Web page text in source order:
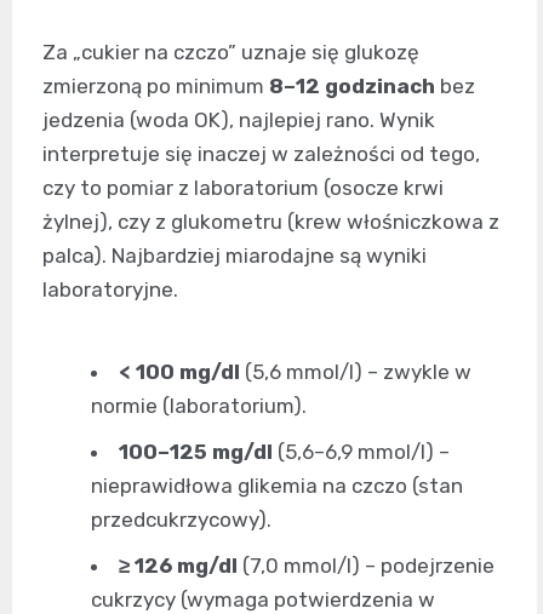
Za „cukier na czczo” uznaje się glukozę
zmierzoną po minimum 8–12 godzinach bez
jedzenia (woda OK), najlepiej rano. Wynik
interpretuje się inaczej w zależności od tego,
czy to pomiar z laboratorium (osocze krwi
żylnej), czy z glukometru (krew włośniczkowa z
palca). Najbardziej miarodajne są wyniki
laboratoryjne.
< 100 mg/dl (5,6 mmol/l) – zwykle w
normie (laboratorium).
100–125 mg/dl (5,6–6,9 mmol/l) –
nieprawidłowa glikemia na czczo (stan
przedcukrzycowy).
≥ 126 mg/dl (7,0 mmol/l) – podejrzenie
cukrzycy (wymaga potwierdzenia w